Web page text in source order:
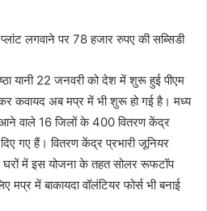
लगवाने पर 78 हजार रुपए की सब्सिडी
यानी 22 जनवरी को देश में शुरू हुई पीएम
कवायद अब मप्र में भी शुरू हो गई है। मध्य
आने वाले 16 जिलों के 400 वितरण केंद्र
गए हैं। वितरण केंद्र प्रभारी जूनियर
घरों में इस योजना के तहत सोलर रूफटॉप
में बाकायदा वॉलंटियर फोर्स भी बनाई